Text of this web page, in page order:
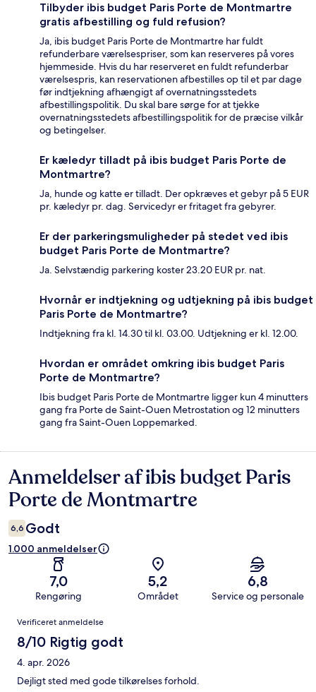
Tilbyder ibis budget Paris Porte de Montmartre
gratis afbestilling og fuld refusion?
Ja, ibis budget Paris Porte de Montmartre har fuldt
refunderbare værelsespriser, som kan reserveres på vores
hjemmeside. Hvis du har reserveret en fuldt refunderbar
værelsespris, kan reservationen afbestilles op til et par dage
før indtjekning afhængigt af overnatningsstedets
afbestillingspolitik. Du skal bare sørge for at tjekke
overnatningsstedets afbestillingspolitik for de præcise vilkår
og betingelser.
Er kæledyr tilladt på ibis budget Paris Porte de
Montmartre?
Ja, hunde og katte er tilladt. Der opkræves et gebyr på 5 EUR
pr. kæledyr pr. dag. Servicedyr er fritaget fra gebyrer.
Er der parkeringsmuligheder på stedet ved ibis
budget Paris Porte de Montmartre?
Ja. Selvstændig parkering koster 23.20 EUR pr. nat.
Hvornår er indtjekning og udtjekning på ibis budget
Paris Porte de Montmartre?
Indtjekning fra kl. 14.30 til kl. 03.00. Udtjekning er kl. 12.00.
Hvordan er området omkring ibis budget Paris
Porte de Montmartre?
Ibis budget Paris Porte de Montmartre ligger kun 4 minutters
gang fra Porte de Saint-Ouen Metrostation og 12 minutters
gang fra Saint-Ouen Loppemarked.
Anmeldelser
Anmeldelser af ibis budget Paris
Porte de Montmartre
6,6 Godt
1.000 anmeldelser
7,0
Rengøring
5,2
Området
6,8
Service og personale
Anmeldelser
Verificeret anmeldelse
8/10 Rigtig godt
4. apr. 2026
Dejligt sted med gode tilkørelses forhold.